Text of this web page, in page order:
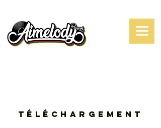
TÉLÉCHARGEMENT